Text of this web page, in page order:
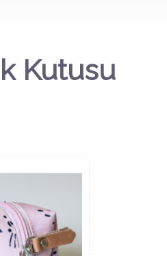
Kutusu